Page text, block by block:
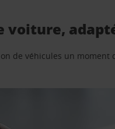
voiture,
de véhicules un